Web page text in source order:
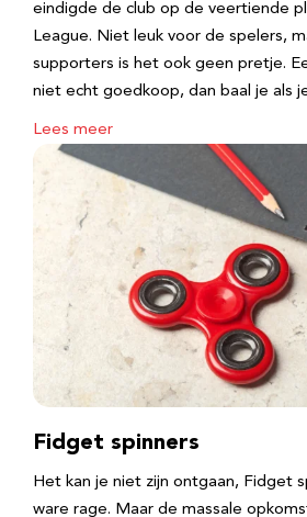
eindigde de club op de veertiende
League. Niet leuk voor de spelers,
supporters is het ook geen pretje.
niet echt goedkoop, dan baal je als
Lees meer
Fidget spinners
Het kan je niet zijn ontgaan, Fidget
ware rage. Maar de massale